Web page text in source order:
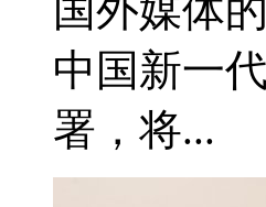
国外媒体
中国新一
署，将...